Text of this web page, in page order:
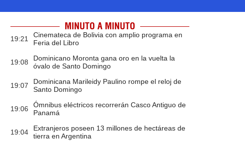
MINUTO A MINUTO
19:21
Cinemateca de Bolivia con amplio programa en
Feria del Libro
19:08
Dominicano Moronta gana oro en la vuelta la
óvalo de Santo Domingo
19:07
Dominicana Marileidy Paulino rompe el reloj de
Santo Domingo
19:06
Ómnibus eléctricos recorrerán Casco Antiguo de
Panamá
19:04
Extranjeros poseen 13 millones de hectáreas de
tierra en Argentina